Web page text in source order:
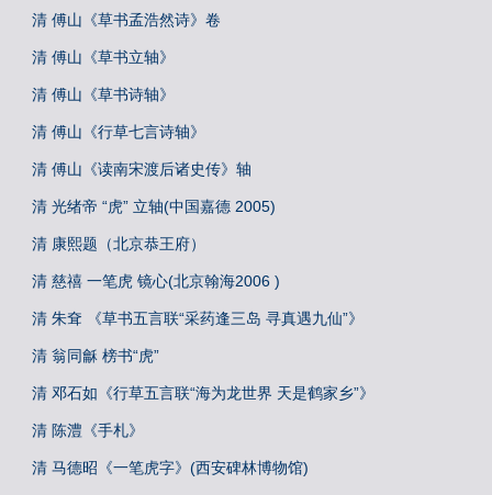
清 傅山《草书孟浩然诗》卷
清 傅山《草书立轴》
清 傅山《草书诗轴》
清 傅山《行草七言诗轴》
清 傅山《读南宋渡后诸史传》轴
清 光绪帝 “虎” 立轴(中国嘉德 2005)
清 康熙题（北京恭王府）
清 慈禧 一笔虎 镜心(北京翰海2006 )
清 朱耷 《草书五言联“采药逢三岛 寻真遇九仙”》
清 翁同龢 榜书“虎”
清 邓石如《行草五言联“海为龙世界 天是鹤家乡”》
清 陈澧《手札》
清 马德昭《一笔虎字》(西安碑林博物馆)